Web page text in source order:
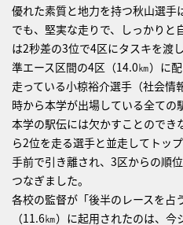
優れた素質と地力を持つ秋山選手
でも、堅実な走りで、しっかりと
は2秒差の3位で4区にタスキを渡し
準エース区間の4区（14.0㎞）に
走っている小椋裕介選手（社会情
時から本学が出場している全ての
本学の駅伝には欠かすことのでき
ら2位を走る選手と並走してトッ
手前で引き離され、3区からの順
つなぎました。
各校の監督が「後半のレースを占
（11.6㎞）に起用されたのは、